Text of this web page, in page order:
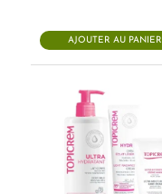
AJOUTER AU PANIER